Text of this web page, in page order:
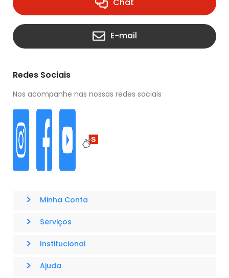
E-mail
Redes Sociais
Nos acompanhe nas nossas redes sociais
> Minha Conta
> Serviços
> Institucional
> Ajuda